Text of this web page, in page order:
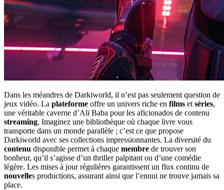
Dans les méandres de Darkiworld, il n’est pas seulement question de
jeux vidéo. La plateforme offre un univers riche en films et séries,
une véritable caverne d’Ali Baba pour les aficionados de contenu
streaming. Imaginez une bibliothèque où chaque livre vous
transporte dans un monde parallèle ; c’est ce que propose
Darkiworld avec ses collections impressionnantes. La diversité du
contenu disponible permet à chaque membre de trouver son
bonheur, qu’il s’agisse d’un thriller palpitant ou d’une comédie
légère. Les mises à jour régulières garantissent un flux continu de
nouvelles productions, assurant ainsi que l’ennui ne trouve jamais sa
place.